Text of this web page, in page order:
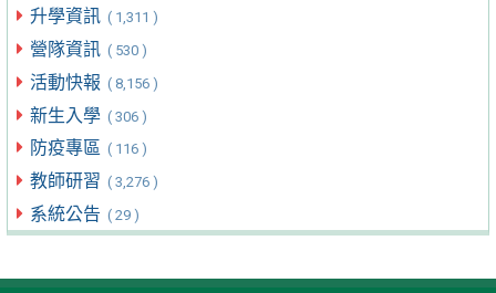
升學資訊 ( 1,311 )
營隊資訊 ( 530 )
活動快報 ( 8,156 )
新生入學 ( 306 )
防疫專區 ( 116 )
教師研習 ( 3,276 )
系統公告 ( 29 )